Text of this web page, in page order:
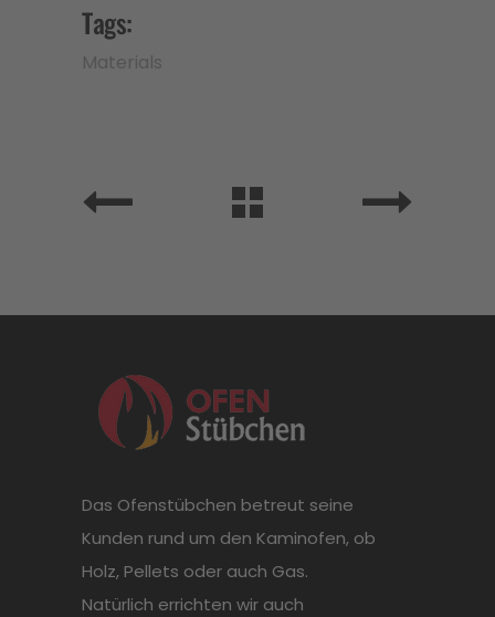
Tags:
Materials
Das Ofenstübchen betreut seine
Kunden rund um den Kaminofen, ob
Holz, Pellets oder auch Gas.
Natürlich errichten wir auch